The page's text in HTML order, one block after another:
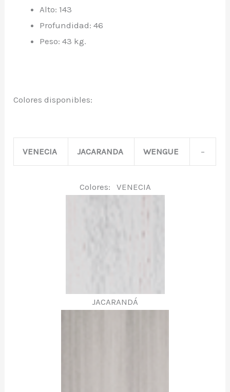
Alto: 143
Profundidad: 46
Peso: 43 kg.
Colores disponibles:
VENECIA JACARANDA WENGUE –
Colores: VENECIA
JACARANDÁ